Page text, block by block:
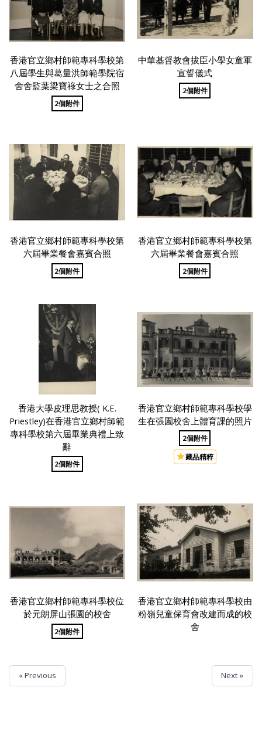
香港官立鄉村師範專科學校第
八屆學生與葛量洪師範學院宿
舍舍監葉梁寶祿女士之合照
2個附件
中華基督教會拔臣小學女童軍
宣誓儀式
2個附件
香港官立鄉村師範專科學校第
六屆畢業餐會嘉賓合照
2個附件
香港官立鄉村師範專科學校第
六屆畢業餐會嘉賓合照
2個附件
香港大學皮理思教授( K.E.
Priestley)在香港官立鄉村師範
專科學校第六屆畢業典禮上致
辭
2個附件
香港官立鄉村師範專科學校學
生在張園校舍上體育課的照片
2個附件
藏品精粹
香港官立鄉村師範專科學校位
於元朗屏山張園的校舍
2個附件
香港官立鄉村師範專科學校由
粉嶺兒童保育會改建而成的校
舍
« Previous Next »